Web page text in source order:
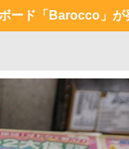
ード「Barocco」が